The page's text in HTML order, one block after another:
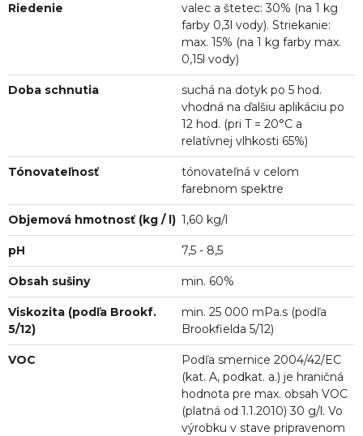
Riedenie
valec a štetec: 30% (na 1 kg
farby 0,3l vody). Striekanie:
max. 15% (na 1 kg farby max.
0,15l vody)
Doba schnutia
suchá na dotyk po 5 hod.
vhodná na ďalšiu aplikáciu po
12 hod. (pri T = 20°C a
relatívnej vlhkosti 65%)
Tónovateľnosť
tónovateľná v celom
farebnom spektre
Objemová hmotnosť (kg / l) 1,60 kg/l
pH 7,5 - 8,5
Obsah sušiny min. 60%
Viskozita (podľa Brookf.
5/12)
min. 25 000 mPa.s (podľa
Brookfielda 5/12)
VOC
Podľa smernice 2004/42/EC
(kat. A, podkat. a.) je hraničná
hodnota pre max. obsah VOC
(platná od 1.1.2010) 30 g/l. Vo
výrobku v stave pripravenom